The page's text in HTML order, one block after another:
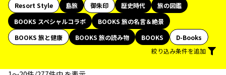
Resort Style
島旅 御朱印 歴史時代
旅の図鑑
BOOKS スペシャルコラボ
BOOKS 旅の名言＆絶景
BOOKS 旅と健康
BOOKS 旅の読み物 BOOKS
D-Books
絞り込み条件を追加